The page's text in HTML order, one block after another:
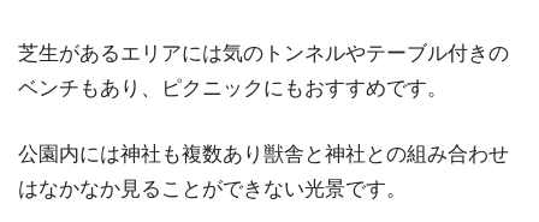
芝生があるエリアには気のトンネルやテーブル付きの
ベンチもあり、ピクニックにもおすすめです。
公園内には神社も複数あり獣舎と神社との組み合わせ
はなかなか見ることができない光景です。